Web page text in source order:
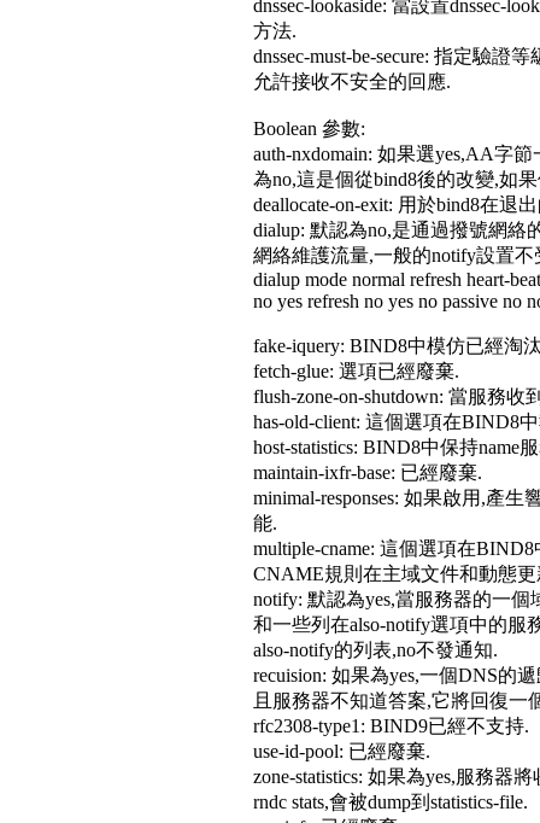
dnssec-lookaside: 當設置dnssec-
方法.
dnssec-must-be-secure: 指定驗證
允許接收不安全的回應.
Boolean 參數:
auth-nxdomain: 如果選yes,AA字
為no,這是個從bind8後的改變,如
deallocate-on-exit: 用於bind8在退
dialup: 默認為no,是通過撥號網絡
網絡維護流量,一般的notify設置不
dialup mode normal refresh heart-
no yes refresh no yes no passive no
fake-iquery: BIND8中模仿已經淘
fetch-glue: 選項已經廢棄.
flush-zone-on-shutdown: 當服務
has-old-client: 這個選項在BIND8
host-statistics: BIND8中保持
maintain-ixfr-base: 已經廢棄.
minimal-responses: 如果啟用,產
能.
multiple-cname: 這個選項在
CNAME規則在主域文件和動態更
notify: 默認為yes,當服務器的一
和一些列在also-notify選項中的服
also-notify的列表,no不發通知.
recuision: 如果為yes,一個DNS的
且服務器不知道答案,它將回復一
rfc2308-type1: BIND9已經不支持.
use-id-pool: 已經廢棄.
zone-statistics: 如果為yes,服務器
rndc stats,會被dump到statistics-file.